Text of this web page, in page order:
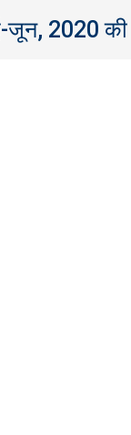
जून, 2020